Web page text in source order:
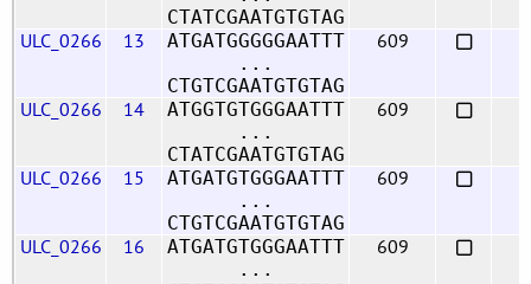
CTATCGAATGTGTAG
ULC_0266 13
ATGATGGGGGAATTT
...
CTGTCGAATGTGTAG
609
ULC_0266 14
ATGGTGTGGGAATTT
...
CTATCGAATGTGTAG
609
ULC_0266 15
ATGATGTGGGAATTT
...
CTGTCGAATGTGTAG
609
ULC_0266 16
ATGATGTGGGAATTT
...
609